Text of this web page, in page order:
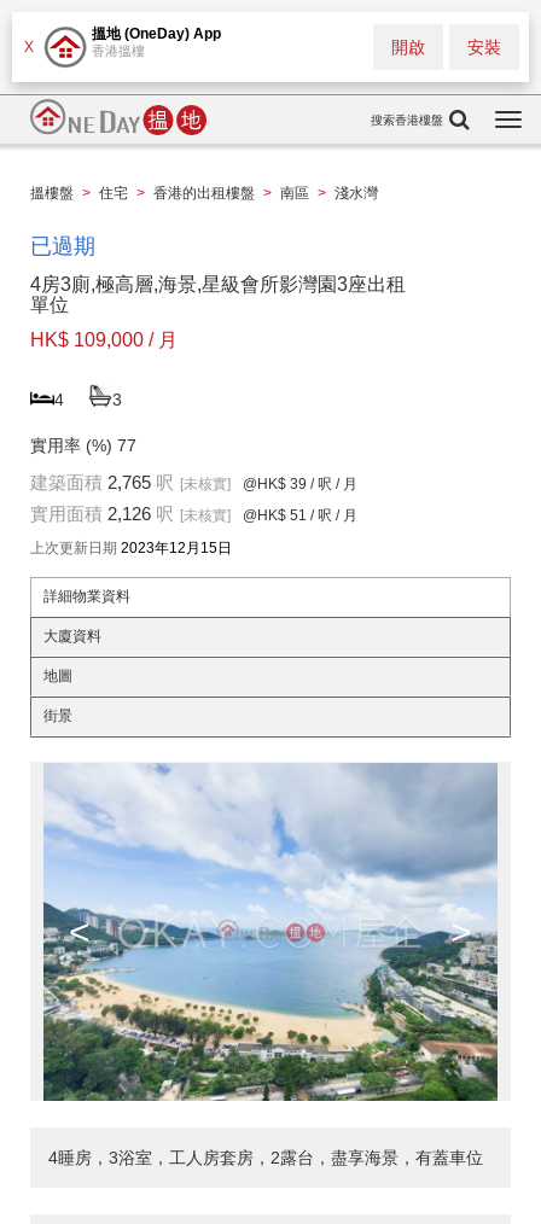
X
搵地 (OneDay) App
香港搵樓 安裝
開啟
搜索香港樓盤
搵樓盤 > 住宅 > 香港的出租樓盤 > 南區 > 淺水灣
已過期
4房3廁,極高層,海景,星級會所影灣園3座出租
單位
HK$ 109,000 / 月
4 3
實用率 (%) 77
建築面積 2,765 呎 [未核實] @HK$ 39 / 呎 / 月
實用面積 2,126 呎 [未核實] @HK$ 51 / 呎 / 月
上次更新日期 2023年12月15日
詳細物業資料
大廈資料
地圖
街景
< >
4睡房，3浴室，工人房套房，2露台，盡享海景，有蓋車位